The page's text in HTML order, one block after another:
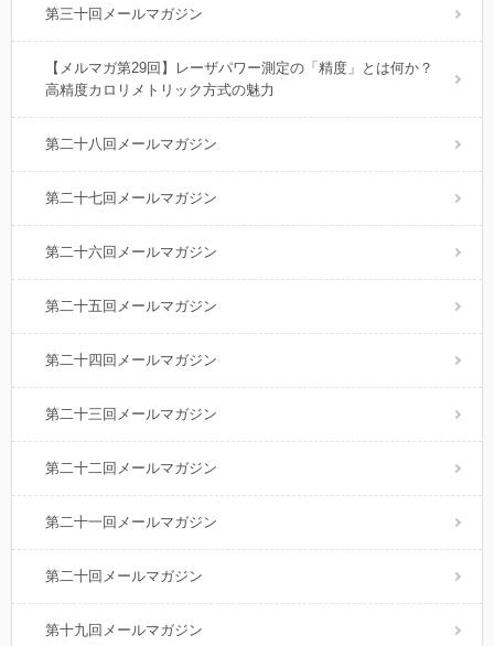
第三十回メールマガジン
【メルマガ第29回】レーザパワー測定の「精度」とは何か？
高精度カロリメトリック方式の魅力
第二十八回メールマガジン
第二十七回メールマガジン
第二十六回メールマガジン
第二十五回メールマガジン
第二十四回メールマガジン
第二十三回メールマガジン
第二十二回メールマガジン
第二十一回メールマガジン
第二十回メールマガジン
第十九回メールマガジン